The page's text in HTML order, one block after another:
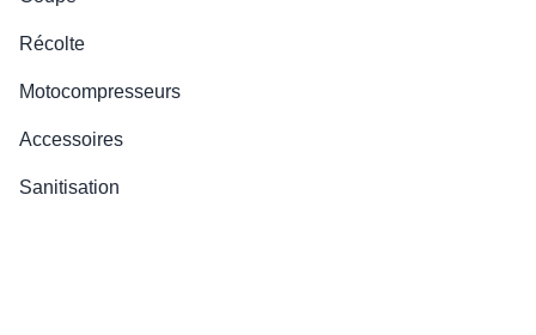
Récolte
Motocompresseurs
Accessoires
Sanitisation